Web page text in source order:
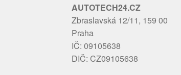
AUTOTECH24.CZ
Zbraslavská 12/11, 159 00
Praha
IČ: 09105638
DIČ: CZ09105638